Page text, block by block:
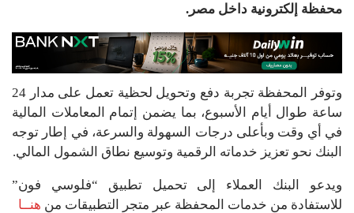
محفظة إلكترونية داخل مصر.
وتوفر المحفظة تجربة دفع وتحويل لحظية تعمل على مدار 24
ساعة طوال أيام الأسبوع، بما يضمن إتمام المعاملات المالية
في أي وقت وبأعلى درجات السهولة والسرعة، في إطار توجه
البنك نحو تعزيز خدماته الرقمية وتوسيع نطاق الشمول المالي.
ويدعو البنك العملاء إلى تحميل تطبيق “فلوسي فون”
للاستفادة من خدمات المحفظة عبر متجر التطبيقات من هنــا